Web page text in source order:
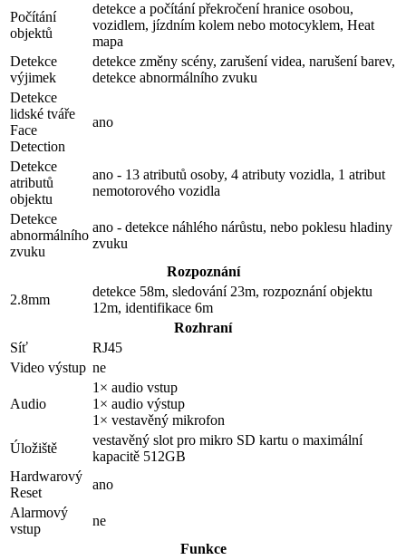
Počítání
objektů
detekce a počítání překročení hranice osobou,
vozidlem, jízdním kolem nebo motocyklem, Heat
mapa
Detekce
výjimek
detekce změny scény, zarušení videa, narušení barev,
detekce abnormálního zvuku
Detekce
lidské tváře
Face
Detection
ano
Detekce
atributů
objektu
ano - 13 atributů osoby, 4 atributy vozidla, 1 atribut
nemotorového vozidla
Detekce
abnormálního
zvuku
ano - detekce náhlého nárůstu, nebo poklesu hladiny
zvuku
Rozpoznání
2.8mm
detekce 58m, sledování 23m, rozpoznání objektu
12m, identifikace 6m
Rozhraní
Síť
RJ45
Video výstup ne
Audio
1× audio vstup
1× audio výstup
1× vestavěný mikrofon
Úložiště
vestavěný slot pro mikro SD kartu o maximální
kapacitě 512GB
Hardwarový
Reset
ano
Alarmový
vstup
ne
Funkce